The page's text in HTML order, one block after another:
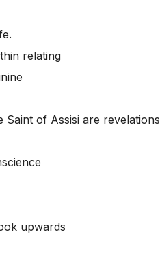
relating
of Assisi are revelations
upwards